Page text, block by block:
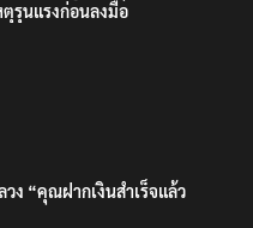
รุนแรงก่อนลงมือ
วง “คุณฝากเงินสำเร็จแล้ว